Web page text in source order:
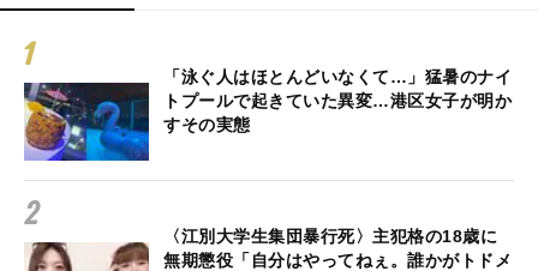
「泳ぐ人はほとんどいなくて…」猛暑のナイ
トプールで起きていた異変…港区女子が明か
すその実態
〈江別大学生集団暴行死〉主犯格の18歳に
無期懲役「自分はやってねぇ。誰かがトドメ